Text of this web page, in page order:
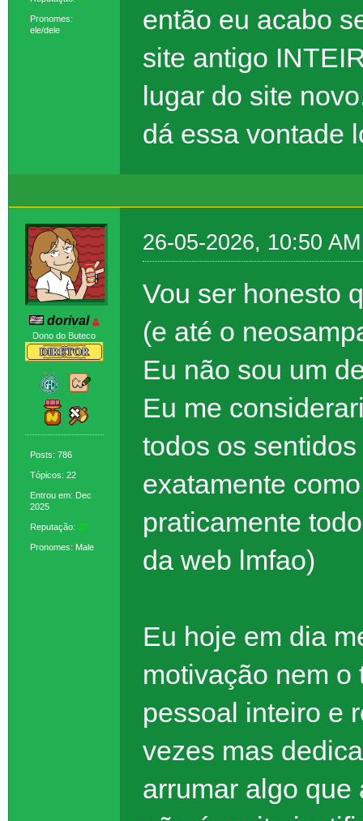
Pronomes:
ele/dele
então eu acabo
site antigo
lugar do site
dá essa vontade
dorival
Dono do Buteco
Posts: 786
Tópicos: 22
Entrou em: Dec
2025
Reputação: 37
Pronomes: Male
26-05-2026, 10:50 AM
Vou ser honesto
(e até o
Eu não sou um
Eu me
todos os
exatamente
praticamente
da web lmfao)
Eu hoje em dia
motivação nem o
pessoal inteiro e
vezes mas
arrumar algo que